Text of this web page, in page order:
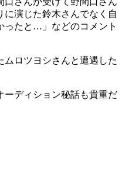
に演じた鈴木さんでなく自
ったと…」などのコメント
ムロツヨシさんと遭遇した
ーディション秘話も貴重だ